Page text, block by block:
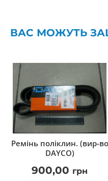
ВАС МОЖУТЬ
Ремінь поліклин. (вир-во
DAYCO)
900,00 грн